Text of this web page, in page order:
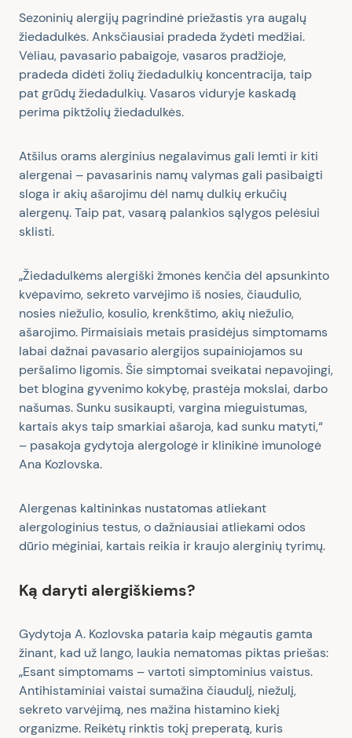
Sezoninių alergijų pagrindinė priežastis yra augalų
žiedadulkės. Anksčiausiai pradeda žydėti medžiai.
Vėliau, pavasario pabaigoje, vasaros pradžioje,
pradeda didėti žolių žiedadulkių koncentracija, taip
pat grūdų žiedadulkių. Vasaros viduryje kaskadą
perima piktžolių žiedadulkės.
Atšilus orams alerginius negalavimus gali lemti ir kiti
alergenai – pavasarinis namų valymas gali pasibaigti
sloga ir akių ašarojimu dėl namų dulkių erkučių
alergenų. Taip pat, vasarą palankios sąlygos pelėsiui
sklisti.
„Žiedadulkėms alergiški žmonės kenčia dėl apsunkinto
kvėpavimo, sekreto varvėjimo iš nosies, čiaudulio,
nosies niežulio, kosulio, krenkštimo, akių niežulio,
ašarojimo. Pirmaisiais metais prasidėjus simptomams
labai dažnai pavasario alergijos supainiojamos su
peršalimo ligomis. Šie simptomai sveikatai nepavojingi,
bet blogina gyvenimo kokybę, prastėja mokslai, darbo
našumas. Sunku susikaupti, vargina mieguistumas,
kartais akys taip smarkiai ašaroja, kad sunku matyti,“
– pasakoja gydytoja alergologė ir klinikinė imunologė
Ana Kozlovska.
Alergenas kaltininkas nustatomas atliekant
alergologinius testus, o dažniausiai atliekami odos
dūrio mėginiai, kartais reikia ir kraujo alerginių tyrimų.
Ką daryti alergiškiems?
Gydytoja A. Kozlovska pataria kaip mėgautis gamta
žinant, kad už lango, laukia nematomas piktas priešas:
„Esant simptomams – vartoti simptominius vaistus.
Antihistaminiai vaistai sumažina čiaudulį, niežulį,
sekreto varvėjimą, nes mažina histamino kiekį
organizme. Reikėtų rinktis tokį preperatą, kuris